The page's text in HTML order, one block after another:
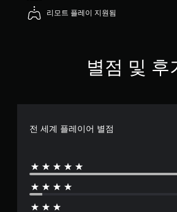
리모트 플레이 지원됨
별점 및 후
전 세계 플레이어 별점